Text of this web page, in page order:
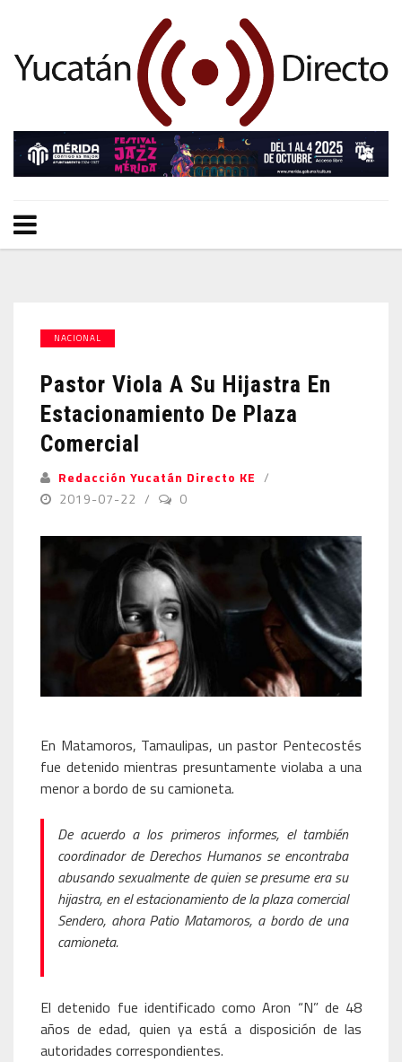
NACIONAL
Pastor Viola A Su Hijastra En
Estacionamiento De Plaza
Comercial
Redacción Yucatán Directo KE
2019-07-22
0
En Matamoros, Tamaulipas, un pastor Pentecostés
fue detenido mientras presuntamente violaba a una
menor a bordo de su camioneta.
De acuerdo a los primeros informes, el también
coordinador de Derechos Humanos se encontraba
abusando sexualmente de quien se presume era su
hijastra, en el estacionamiento de la plaza comercial
Sendero, ahora Patio Matamoros, a bordo de una
camioneta.
El detenido fue identificado como Aron “N” de 48
años de edad, quien ya está a disposición de las
autoridades correspondientes.